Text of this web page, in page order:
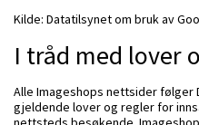
Kilde: Datatilsynet om bruk av
I tråd med lover
Alle Imageshops nettsider følger
gjeldende lover og regler for